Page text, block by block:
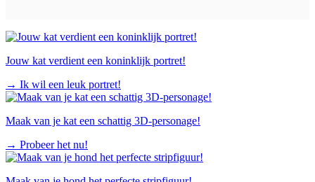
Jouw kat verdient een koninklijk portret!
→ Ik wil een leuk portret!
Maak van je kat een schattig 3D-personage!
→ Probeer het nu!